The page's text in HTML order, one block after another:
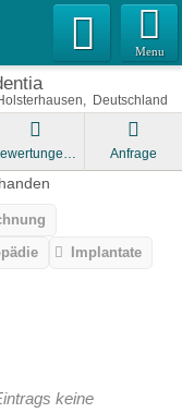
Menu
Deutschland
Bewertungen Anfrage
Implantate
keine